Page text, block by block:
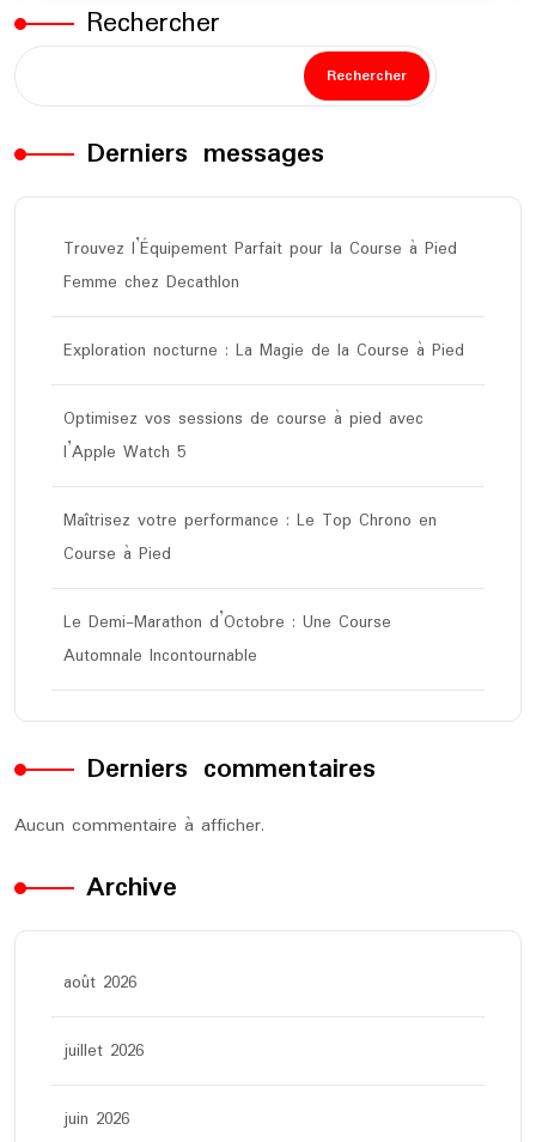
Rechercher
Rechercher
Derniers messages
Trouvez l’Équipement Parfait pour la Course à Pied
Femme chez Decathlon
Exploration nocturne : La Magie de la Course à Pied
Optimisez vos sessions de course à pied avec
l’Apple Watch 5
Maîtrisez votre performance : Le Top Chrono en
Course à Pied
Le Demi-Marathon d’Octobre : Une Course
Automnale Incontournable
Derniers commentaires
Aucun commentaire à afficher.
Archive
août 2026
juillet 2026
juin 2026